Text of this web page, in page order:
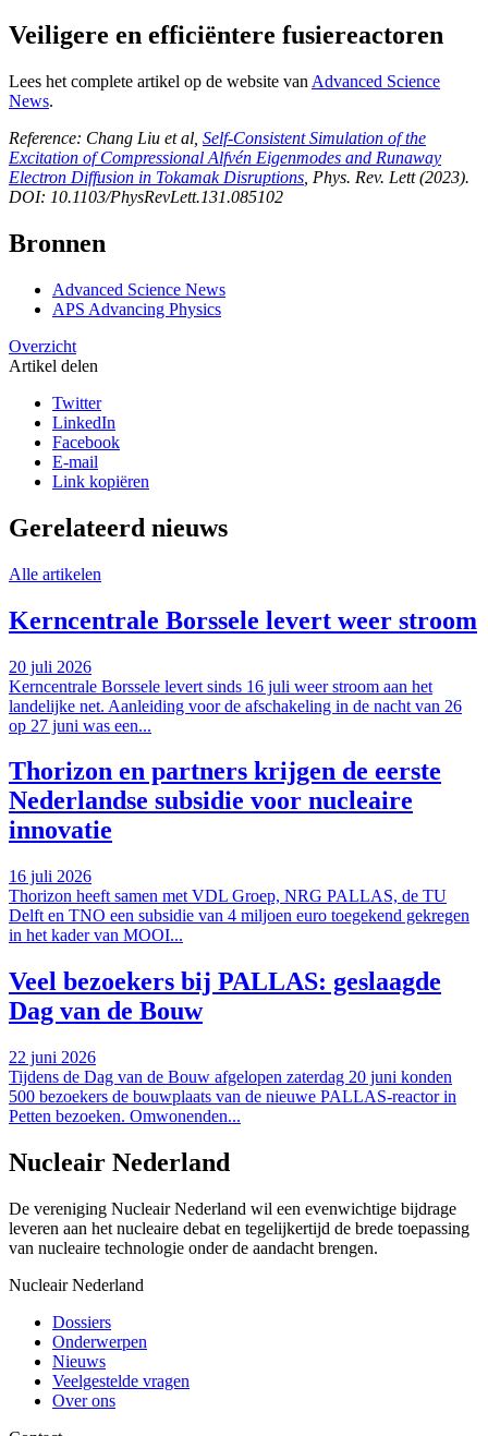
Veiligere en efficiëntere fusiereactoren
Lees het complete artikel op de website van Advanced Science
News.
Reference: Chang Liu et al, Self-Consistent Simulation of the
Excitation of Compressional Alfvén Eigenmodes and Runaway
Electron Diffusion in Tokamak Disruptions , Phys. Rev. Lett (2023).
DOI: 10.1103/PhysRevLett.131.085102
Bronnen
Advanced Science News
APS Advancing Physics
Overzicht
Artikel delen
Twitter
LinkedIn
Facebook
E-mail
Link kopiëren
Gerelateerd nieuws
Alle artikelen
Kerncentrale Borssele levert weer stroom
20 juli 2026
Kerncentrale Borssele levert sinds 16 juli weer stroom aan het
landelijke net. Aanleiding voor de afschakeling in de nacht van 26
op 27 juni was een...
Thorizon en partners krijgen de eerste
Nederlandse subsidie voor nucleaire
innovatie
16 juli 2026
Thorizon heeft samen met VDL Groep, NRG PALLAS, de TU
Delft en TNO een subsidie van 4 miljoen euro toegekend gekregen
in het kader van MOOI...
Veel bezoekers bij PALLAS: geslaagde
Dag van de Bouw
22 juni 2026
Tijdens de Dag van de Bouw afgelopen zaterdag 20 juni konden
500 bezoekers de bouwplaats van de nieuwe PALLAS-reactor in
Petten bezoeken. Omwonenden...
Nucleair Nederland
De vereniging Nucleair Nederland wil een evenwichtige bijdrage
leveren aan het nucleaire debat en tegelijkertijd de brede toepassing
van nucleaire technologie onder de aandacht brengen.
Nucleair Nederland
Dossiers
Onderwerpen
Nieuws
Veelgestelde vragen
Over ons